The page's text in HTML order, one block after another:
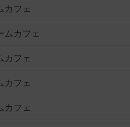
カフェ
ムカフェ
カフェ
カフェ
カフェ